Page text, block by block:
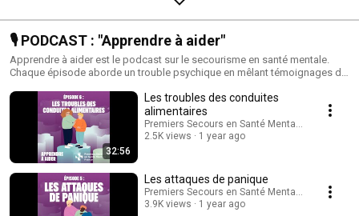
🎙️ PODCAST : "Apprendre à aider"
Apprendre à aider est le podcast sur le secourisme en santé mentale.
Chaque épisode aborde un trouble psychique en mêlant témoignages de
PSSM France, nous sommes convaincus qu'une discussion peut tout
changer, alors plongez avec nous dans ces dialogues ouverts et
éclairants pour pouvoir aider à votre tour. Bonne écoute ! Ce podcast a
été rendu possible grâce au Self-Esteem Club d'Erborian, partenaire de
PSSM France.Production : plus2sensGénérique : ATS StudiosDirection
éditoriale : Stéphanie Rochedix
32:56
Les troubles des conduites
alimentaires
Premiers Secours en Santé Mentale - France
2.5K views
1 year ago
Les attaques de panique
Premiers Secours en Santé Mentale - France
3.9K views
1 year ago